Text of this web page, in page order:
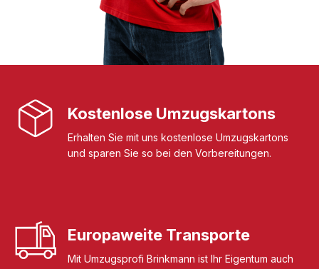
Kostenlose Umzugskartons
Erhalten Sie mit uns kostenlose Umzugskartons
und sparen Sie so bei den Vorbereitungen.
Europaweite Transporte
Mit Umzugsprofi Brinkmann ist Ihr Eigentum auch